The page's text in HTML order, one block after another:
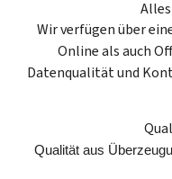
Wir verfügen über
Online als auch
Datenqualität und
Qualität aus